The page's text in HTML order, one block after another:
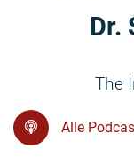
Dr.
The
Alle